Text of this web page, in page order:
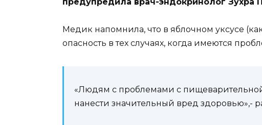
Медик напомнила, что в яблочном уксусе
опасность в тех случаях, когда имеются
«Людям с проблемами с
нанести значительный вред здоровью»,-